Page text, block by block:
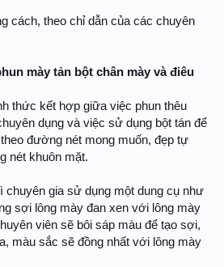
cách, theo chỉ dẫn của các chuyên
mày tản bột chân mày và điêu
thức kết hợp giữa việc phun thêu
dụng và việc sử dụng bột tán để
đường nét mong muốn, đẹp tự
nét khuôn mặt.
chuyên gia sử dụng một dung cụ như
sợi lông mày đan xen với lông mày
viên sẽ bôi sáp màu để tạo sợi,
màu sắc sẽ đồng nhất với lông mày